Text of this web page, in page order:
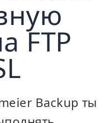
FTP
Backup ты